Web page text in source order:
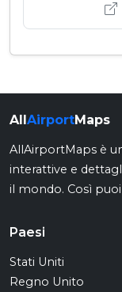
AllAirportMaps
AllAirportMaps è
interattive e
il mondo. Così
Paesi
Stati Uniti
Regno Unito